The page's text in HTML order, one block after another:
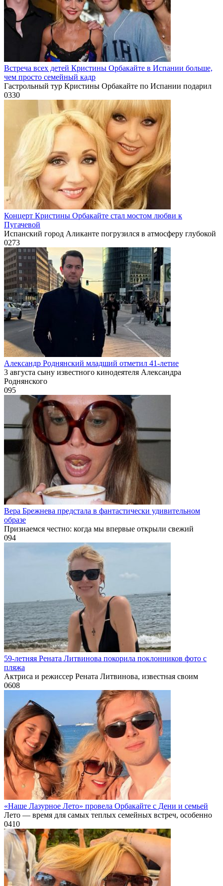
Встреча всех детей Кристины Орбакайте в Испании больше,
чем просто семейный кадр
Гастрольный тур Кристины Орбакайте по Испании подарил
0330
Концерт Кристины Орбакайте стал мостом любви к
Пугачевой
Испанский город Аликанте погрузился в атмосферу глубокой
0273
Александр Роднянский младший отметил 41-летие
3 августа сыну известного кинодеятеля Александра
Роднянского
095
Вера Брежнева предстала в фантастически удивительном
образе
Признаемся честно: когда мы впервые открыли свежий
094
59-летняя Рената Литвинова покорила поклонников фото с
пляжа
Актриса и режиссер Рената Литвинова, известная своим
0608
«Наше Лазурное Лето» провела Орбакайте с Дени и семьей
Лето — время для самых теплых семейных встреч, особенно
0410